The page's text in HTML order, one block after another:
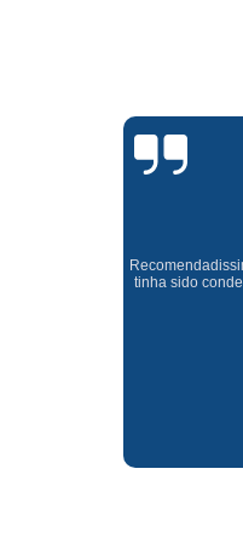
Uma empresa
cliente ótimo